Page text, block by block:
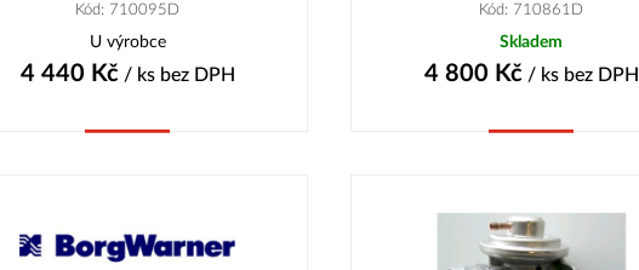
Kód: 710095D
U výrobce
4 440 Kč/ ks bez DPH
Kód: 710861D
Skladem
4 800 Kč/ ks bez DPH